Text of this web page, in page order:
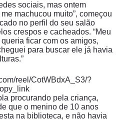
sociais, mas ontem
machucou muito”, começou
no perfil do seu salão
crespos e cacheados. “Meu
ficar com os amigos,
para buscar ele já havia
reel/CotWBdxA_S3/?
procurando pela criança,
que o menino de 10 anos
na biblioteca, e não havia